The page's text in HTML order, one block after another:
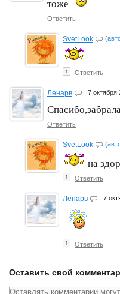
тоже
Ответить
SvetLook
↑ Ответить
Ленарв 7 октября
Ответить
SvetLook
на
↑ Ответить
Ленарв 7
↑ Ответить
Оставить свой